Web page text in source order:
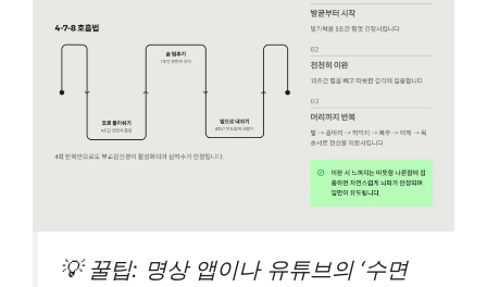
💡 꿀팁: 명상 앱이나 유튜브의 ‘수면